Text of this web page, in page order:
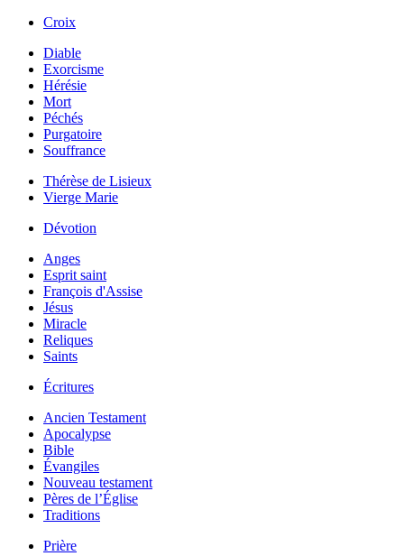
Croix
Diable
Exorcisme
Hérésie
Mort
Péchés
Purgatoire
Souffrance
Thérèse de Lisieux
Vierge Marie
Dévotion
Anges
Esprit saint
François d'Assise
Jésus
Miracle
Reliques
Saints
Écritures
Ancien Testament
Apocalypse
Bible
Évangiles
Nouveau testament
Pères de l’Église
Traditions
Prière